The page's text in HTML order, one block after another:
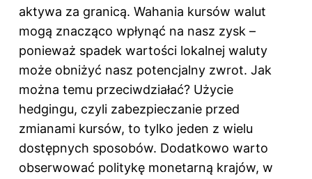
aktywa za granicą. Wahania kursów walut
mogą znacząco wpłynąć na nasz zysk –
ponieważ spadek wartości lokalnej waluty
może obniżyć nasz potencjalny zwrot. Jak
można temu przeciwdziałać? Użycie
hedgingu, czyli zabezpieczanie przed
zmianami kursów, to tylko jeden z wielu
dostępnych sposobów. Dodatkowo warto
obserwować politykę monetarną krajów, w